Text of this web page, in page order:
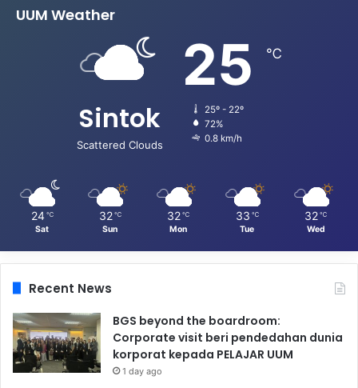
UUM Weather
Sintok
Scattered Clouds
25 ℃
25º - 22º
72%
0.8 km/h
24 ℃
Sat
32 ℃
Sun
32 ℃
Mon
33 ℃
Tue
32 ℃
Wed
Recent News
BGS beyond the boardroom:
Corporate visit beri pendedahan dunia
korporat kepada PELAJAR UUM
1 day ago